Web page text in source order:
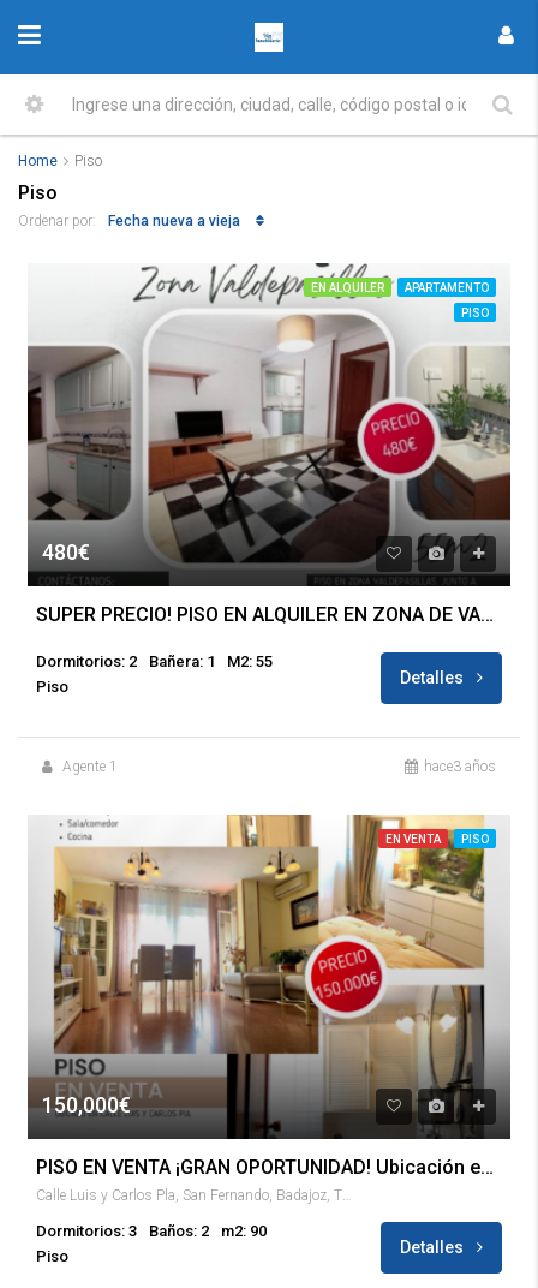
Home Piso
Piso
Ordenar por: Fecha nueva a vieja
EN ALQUILER
APARTAMENTO
PISO
480€
SUPER PRECIO! PISO EN ALQUILER EN ZONA DE VALDEPASILLAS
Dormitorios: 2 Bañera: 1
M2: 55
Piso
Detalles
Agente 1 hace3 años
EN VENTA PISO
150,000€
PISO EN VENTA ¡GRAN OPORTUNIDAD! Ubicación en Calle Luis y Carlos Pla
Dormitorios: 3 Baños: 2
m2: 90
Piso
Detalles